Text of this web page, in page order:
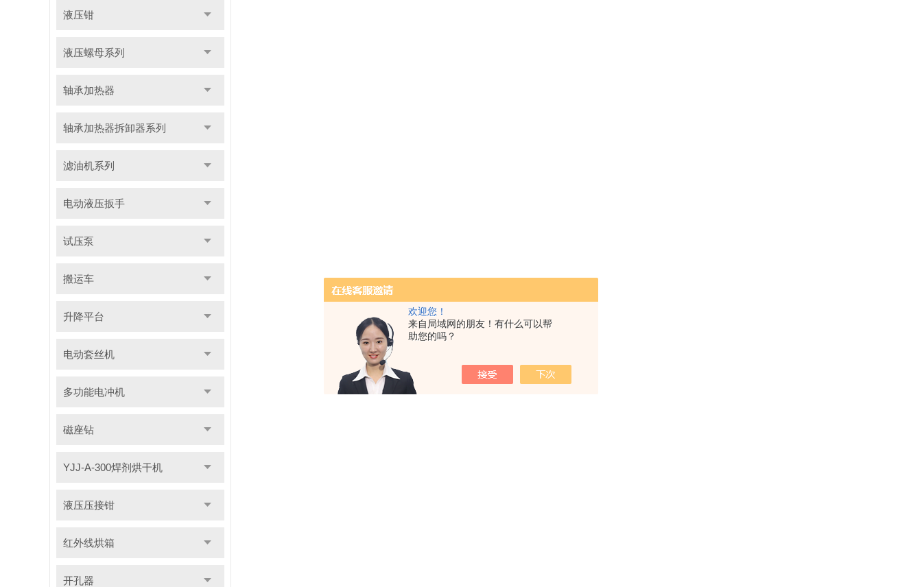
欢迎您！
来自局域网的朋友！有什么可以帮
助您的吗？
液压钳
液压螺母系列
轴承加热器
轴承加热器拆卸器系列
滤油机系列
电动液压扳手
试压泵
搬运车
升降平台
电动套丝机
多功能电冲机
磁座钻
YJJ-A-300焊剂烘干机
液压压接钳
红外线烘箱
开孔器